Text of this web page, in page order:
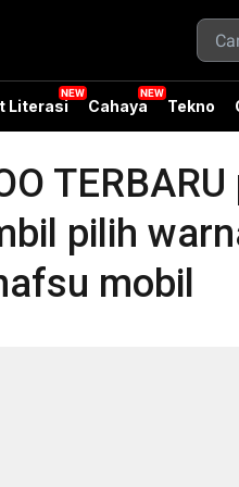
Literasi Cahaya Tekno
pilih
mobil